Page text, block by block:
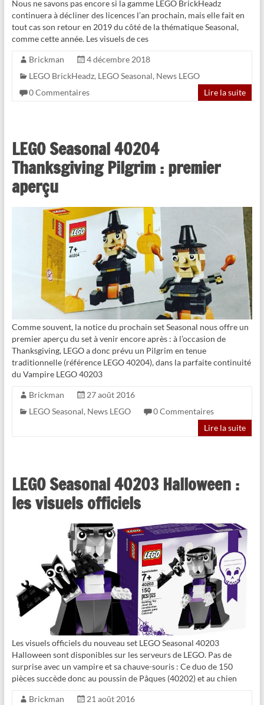
Nous ne savons pas encore si la gamme LEGO BrickHeadz
continuera à décliner des licences l’an prochain, mais elle fait en
tout cas son retour en 2019 du côté de la thématique Seasonal,
comme cette année. Les visuels de ces
Brickman
4 décembre 2018
LEGO BrickHeadz, LEGO Seasonal, News LEGO
0 Commentaires
Lire la suite
LEGO Seasonal 40204
Thanksgiving Pilgrim : premier
aperçu
Comme souvent, la notice du prochain set Seasonal nous offre un
premier aperçu du set à venir encore après : à l’occasion de
Thanksgiving, LEGO a donc prévu un Pilgrim en tenue
traditionnelle (référence LEGO 40204), dans la parfaite continuité
du Vampire LEGO 40203
Brickman
27 août 2016
LEGO Seasonal, News LEGO
0 Commentaires
Lire la suite
LEGO Seasonal 40203 Halloween :
les visuels officiels
Les visuels officiels du nouveau set LEGO Seasonal 40203
Halloween sont disponibles sur les serveurs de LEGO. Pas de
surprise avec un vampire et sa chauve-souris : Ce duo de 150
pièces succède donc au poussin de Pâques (40202) et au chien
Brickman
21 août 2016